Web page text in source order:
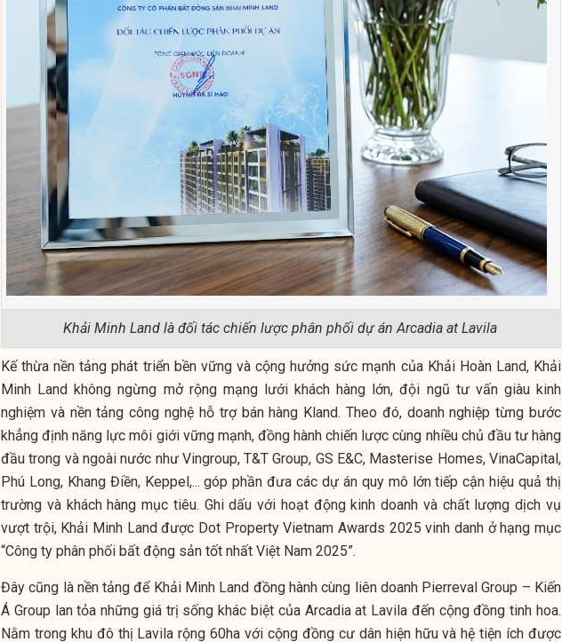
Khải Minh Land là đối tác chiến lược phân phối dự án Arcadia at Lavila
Kế thừa nền tảng phát triển bền vững và cộng hưởng sức mạnh của Khải Hoàn Land, Khải
Minh Land không ngừng mở rộng mạng lưới khách hàng lớn, đội ngũ tư vấn giàu kinh
nghiệm và nền tảng công nghệ hỗ trợ bán hàng Kland. Theo đó, doanh nghiệp từng bước
khẳng định năng lực môi giới vững mạnh, đồng hành chiến lược cùng nhiều chủ đầu tư hàng
đầu trong và ngoài nước như Vingroup, T&T Group, GS E&C, Masterise Homes, VinaCapital,
Phú Long, Khang Điền, Keppel,... góp phần đưa các dự án quy mô lớn tiếp cận hiệu quả thị
trường và khách hàng mục tiêu. Ghi dấu với hoạt động kinh doanh và chất lượng dịch vụ
vượt trội, Khải Minh Land được Dot Property Vietnam Awards 2025 vinh danh ở hạng mục
“Công ty phân phối bất động sản tốt nhất Việt Nam 2025”.
Đây cũng là nền tảng để Khải Minh Land đồng hành cùng liên doanh Pierreval Group – Kiến
Á Group lan tỏa những giá trị sống khác biệt của Arcadia at Lavila đến cộng đồng tinh hoa.
Nằm trong khu đô thị Lavila rộng 60ha với cộng đồng cư dân hiện hữu và hệ tiện ích được